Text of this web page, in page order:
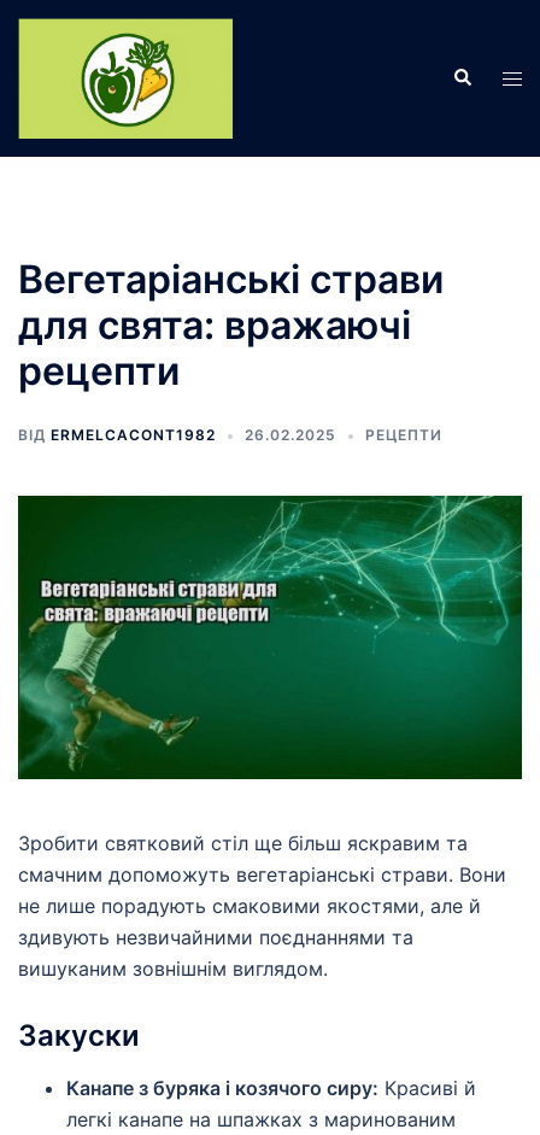
Перейти
Пошук
Вегетаріанські страви
для свята: вражаючі
рецепти
ВІД ERMELCACONT1982 26.02.2025 РЕЦЕПТИ
Зробити святковий стіл ще більш яскравим та
смачним допоможуть вегетаріанські страви. Вони
не лише порадують смаковими якостями, але й
здивують незвичайними поєднаннями та
вишуканим зовнішнім виглядом.
Закуски
Канапе з буряка і козячого сиру: Красиві й
легкі канапе на шпажках з маринованим